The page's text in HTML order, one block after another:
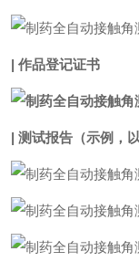
| 作品登记证书
| 测试报告（示例，